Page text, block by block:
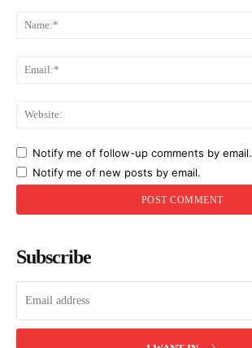
Notify me of follow-up comments by email.
Notify me of new posts by email.
Subscribe